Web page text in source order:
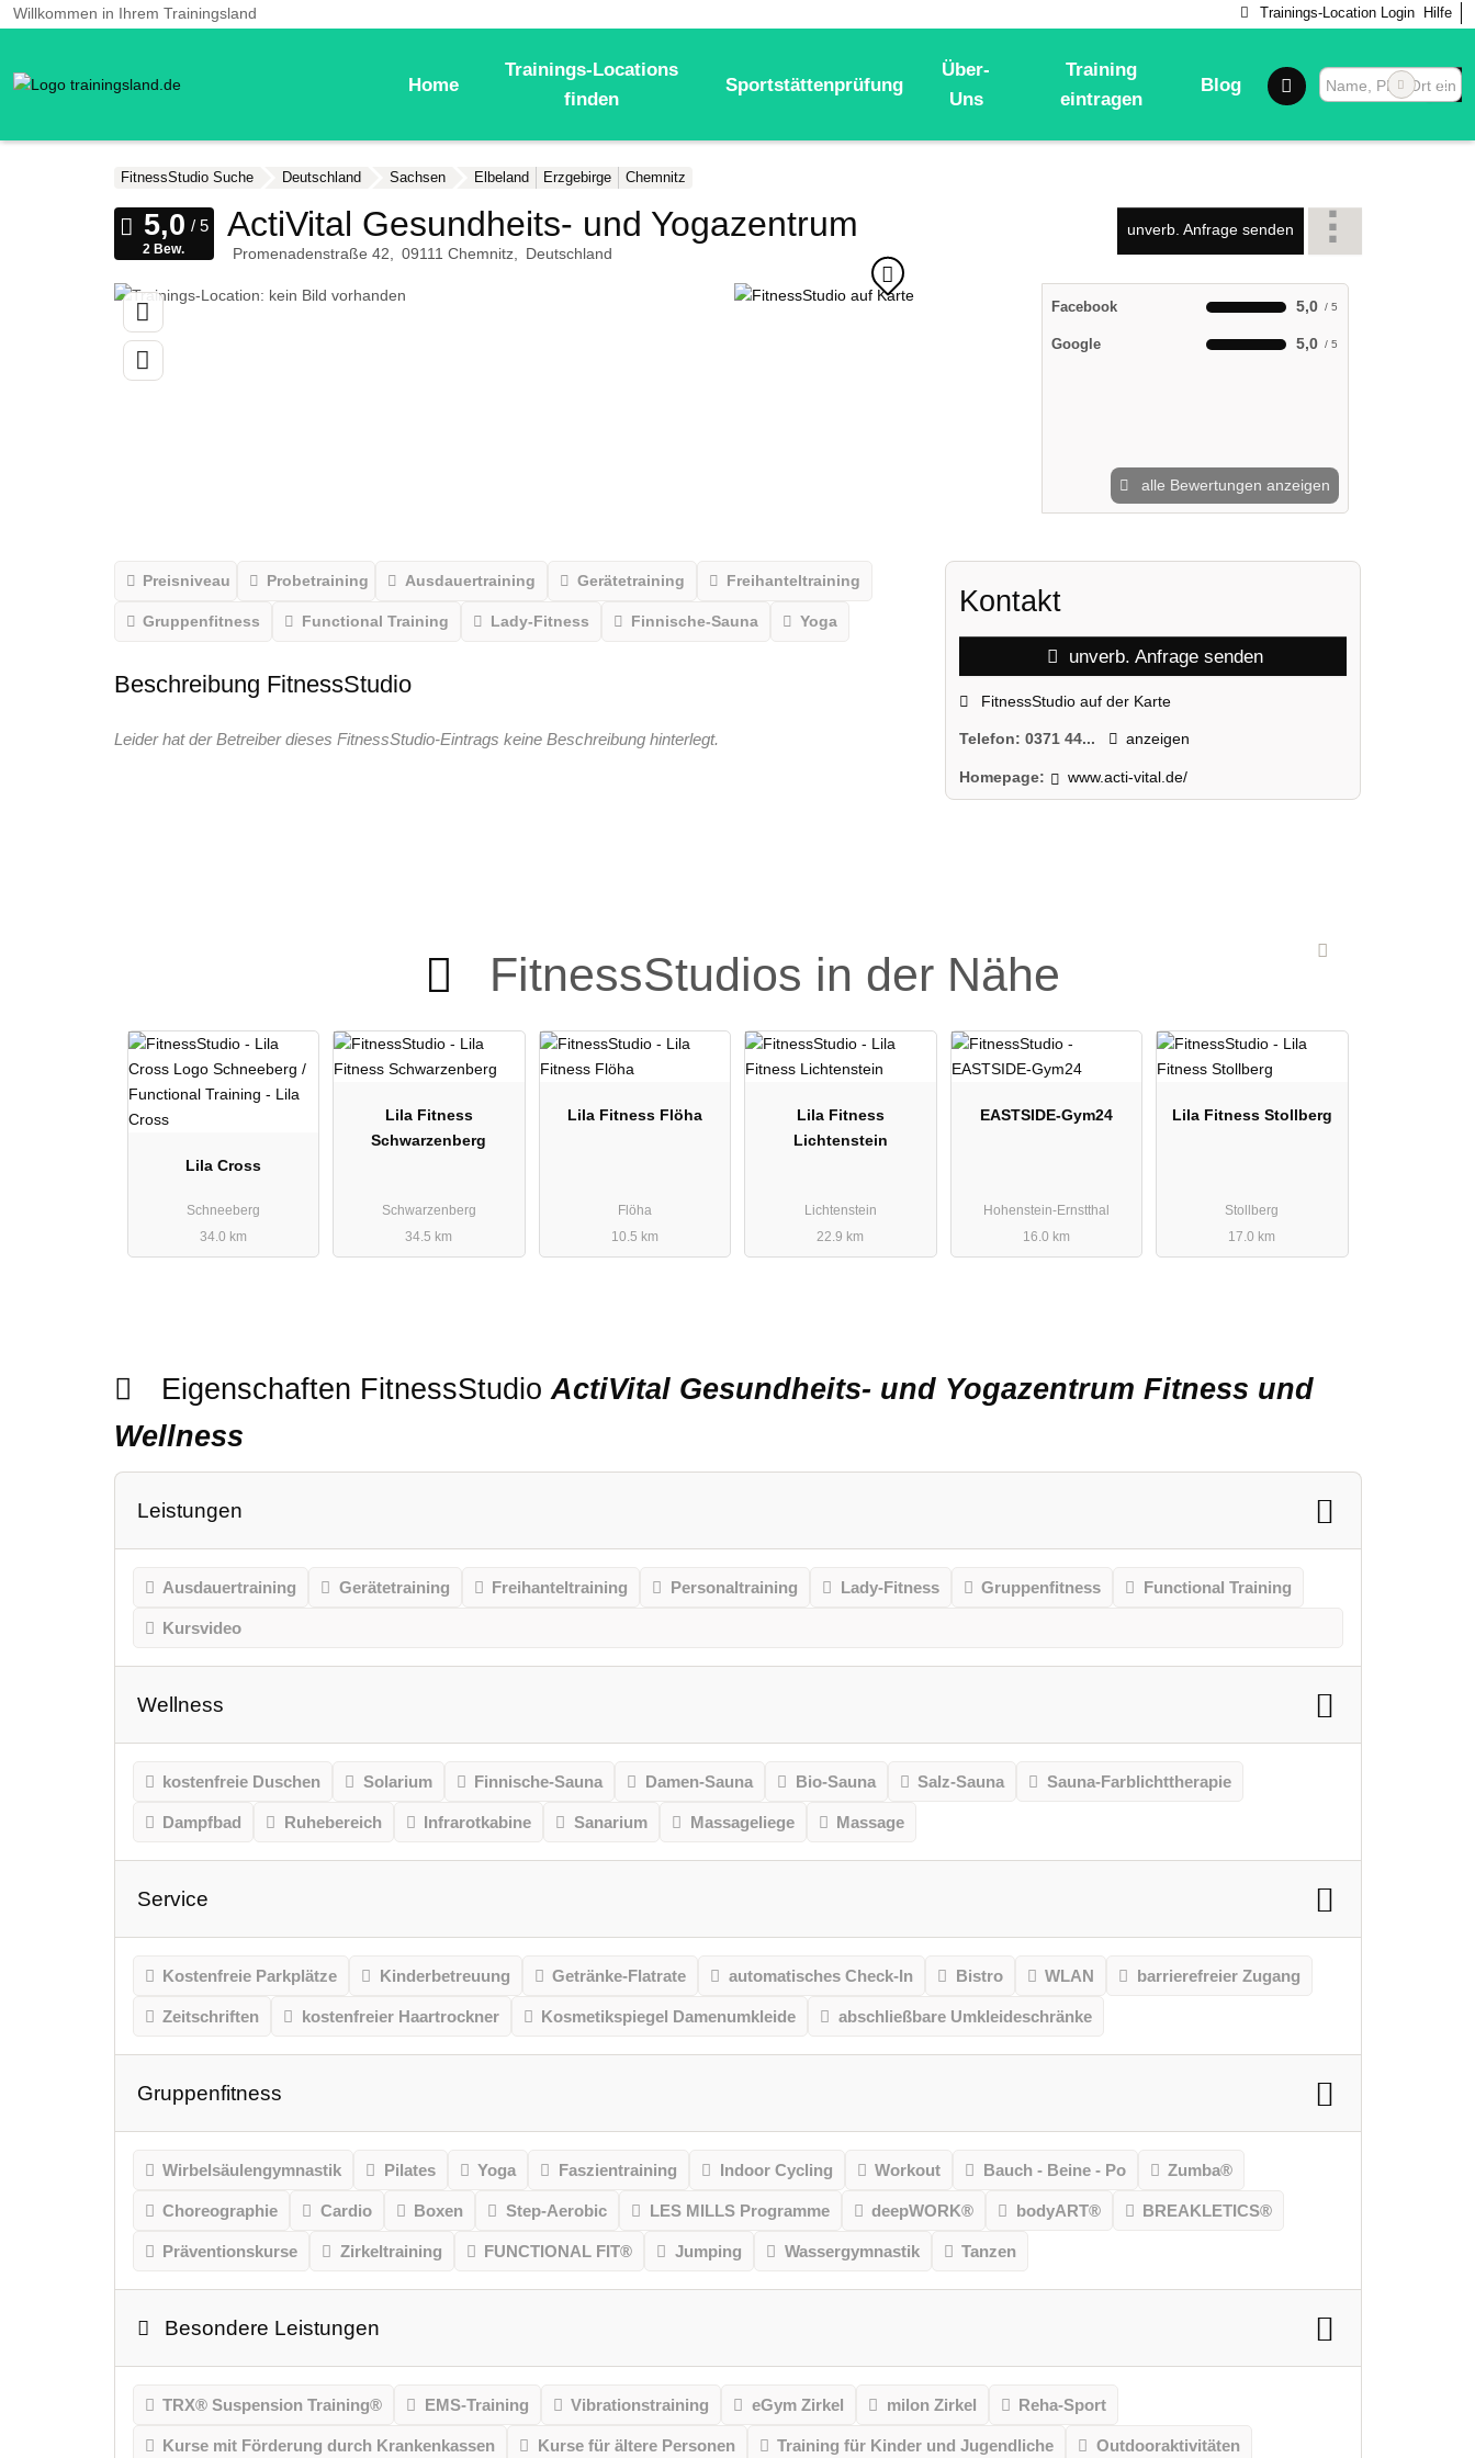
Willkommen in Ihrem Trainingsland Trainings-Location Login Hilfe
Home
Trainings-Locations
finden
Sportstättenprüfung
Über-
Uns
Training
eintragen
Blog
FitnessStudio Suche Deutschland Sachsen Elbeland Erzgebirge Chemnitz
ActiVital Gesundheits- und Yogazentrum Fitness und Wellness
Promenadenstraße 42 09111 Chemnitz Deutschland
unverb. Anfrage senden
2 Bew.
Facebook 5,0
Google 5,0
alle Bewertungen anzeigen
Preisniveau Probetraining Ausdauertraining Gerätetraining Freihanteltraining
Gruppenfitness Functional Training Lady-Fitness Finnische-Sauna Yoga
Beschreibung FitnessStudio
Leider hat der Betreiber dieses FitnessStudio-Eintrags keine Beschreibung hinterlegt.
Kontakt
unverb. Anfrage senden
FitnessStudio auf der Karte
Telefon:0371 44... anzeigen
Homepage: www.acti-vital.de/
FitnessStudios in der Nähe
Lila Cross
Schneeberg
34.0 km
Lila Fitness
Schwarzenberg
Schwarzenberg
34.5 km
Lila Fitness Flöha
Flöha
10.5 km
Lila Fitness
Lichtenstein
Lichtenstein
22.9 km
EASTSIDE-Gym24
Hohenstein-Ernstthal
16.0 km
Lila Fitness Stollberg
Stollberg
17.0 km
Eigenschaften FitnessStudioActiVital Gesundheits- und Yogazentrum Fitness und
Wellness
Leistungen
Ausdauertraining Gerätetraining Freihanteltraining Personaltraining Lady-Fitness Gruppenfitness Functional Training
Kursvideo
Wellness
kostenfreie Duschen Solarium Finnische-Sauna Damen-Sauna Bio-Sauna Salz-Sauna Sauna-Farblichttherapie
Dampfbad Ruhebereich Infrarotkabine Sanarium Massageliege Massage
Service
Kostenfreie Parkplätze Kinderbetreuung Getränke-Flatrate automatisches Check-In Bistro WLAN barrierefreier Zugang
Zeitschriften kostenfreier Haartrockner Kosmetikspiegel Damenumkleide abschließbare Umkleideschränke
Gruppenfitness
Wirbelsäulengymnastik Pilates Yoga Faszientraining Indoor Cycling Workout Bauch - Beine - Po Zumba®
Choreographie Cardio Boxen Step-Aerobic LES MILLS Programme deepWORK® bodyART® BREAKLETICS®
Präventionskurse Zirkeltraining FUNCTIONAL FIT® Jumping Wassergymnastik Tanzen
Besondere Leistungen
TRX® Suspension Training® EMS-Training Vibrationstraining eGym Zirkel milon Zirkel Reha-Sport
Kurse mit Förderung durch Krankenkassen Kurse für ältere Personen Training für Kinder und Jugendliche Outdooraktivitäten